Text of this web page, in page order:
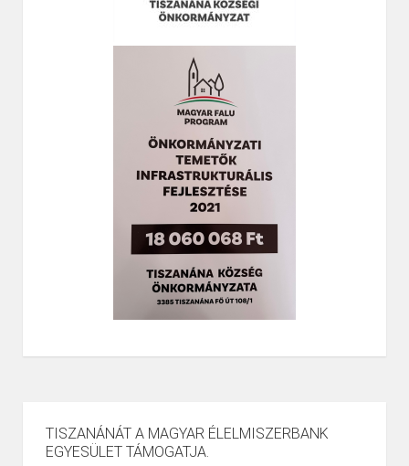
TISZANÁNÁT A MAGYAR ÉLELMISZERBANK
EGYESÜLET TÁMOGATJA.